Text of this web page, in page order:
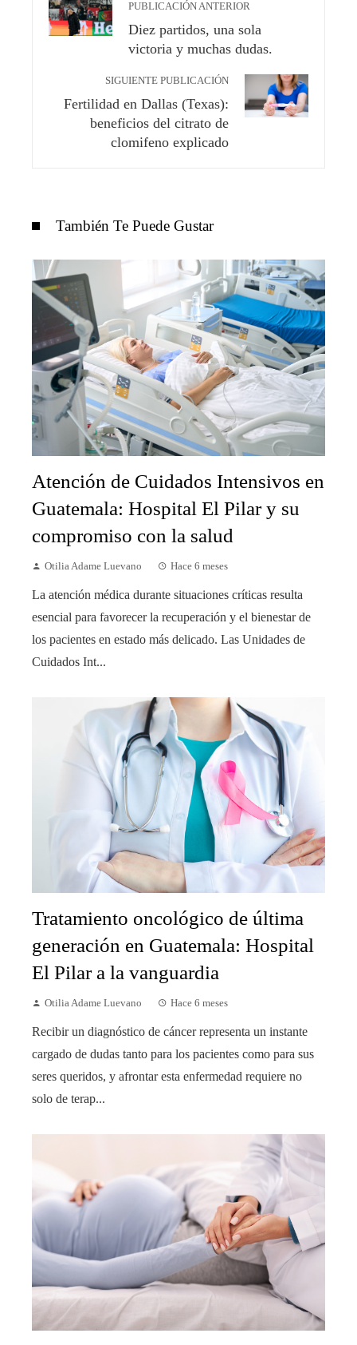
PUBLICACIÓN ANTERIOR
Diez partidos, una sola
victoria y muchas dudas.
SIGUIENTE PUBLICACIÓN
Fertilidad en Dallas (Texas):
beneficios del citrato de
clomifeno explicado
También Te Puede Gustar
Atención de Cuidados Intensivos en
Guatemala: Hospital El Pilar y su
compromiso con la salud
Otilia Adame Luevano Hace 6 meses
La atención médica durante situaciones críticas resulta
esencial para favorecer la recuperación y el bienestar de
los pacientes en estado más delicado. Las Unidades de
Cuidados Int...
Tratamiento oncológico de última
generación en Guatemala: Hospital
El Pilar a la vanguardia
Otilia Adame Luevano Hace 6 meses
Recibir un diagnóstico de cáncer representa un instante
cargado de dudas tanto para los pacientes como para sus
seres queridos, y afrontar esta enfermedad requiere no
solo de terap...